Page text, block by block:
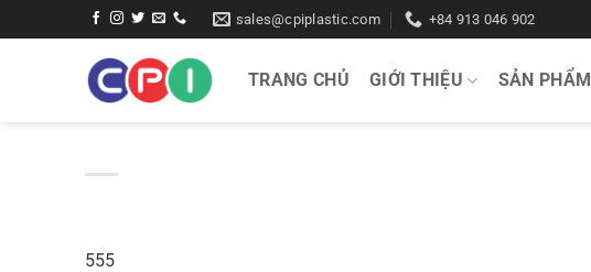
qua
sales@cpiplastic.com +84 913 046 902
TRANG CHỦ GIỚI THIỆU SẢN PHẨM
555